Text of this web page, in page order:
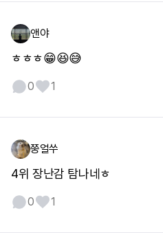
앤야
ㅎㅎㅎ😁😆😅
0 1
쭝얼쑤
4위 장난감 탐나네ㅎ
0 1